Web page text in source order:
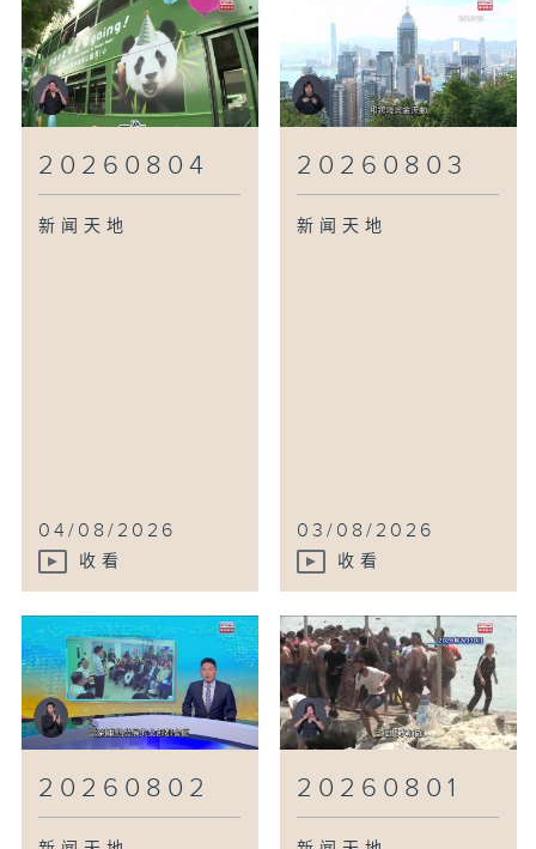
20260804
新闻天地
04/08/2026
收看
20260803
新闻天地
03/08/2026
收看
20260802 20260801